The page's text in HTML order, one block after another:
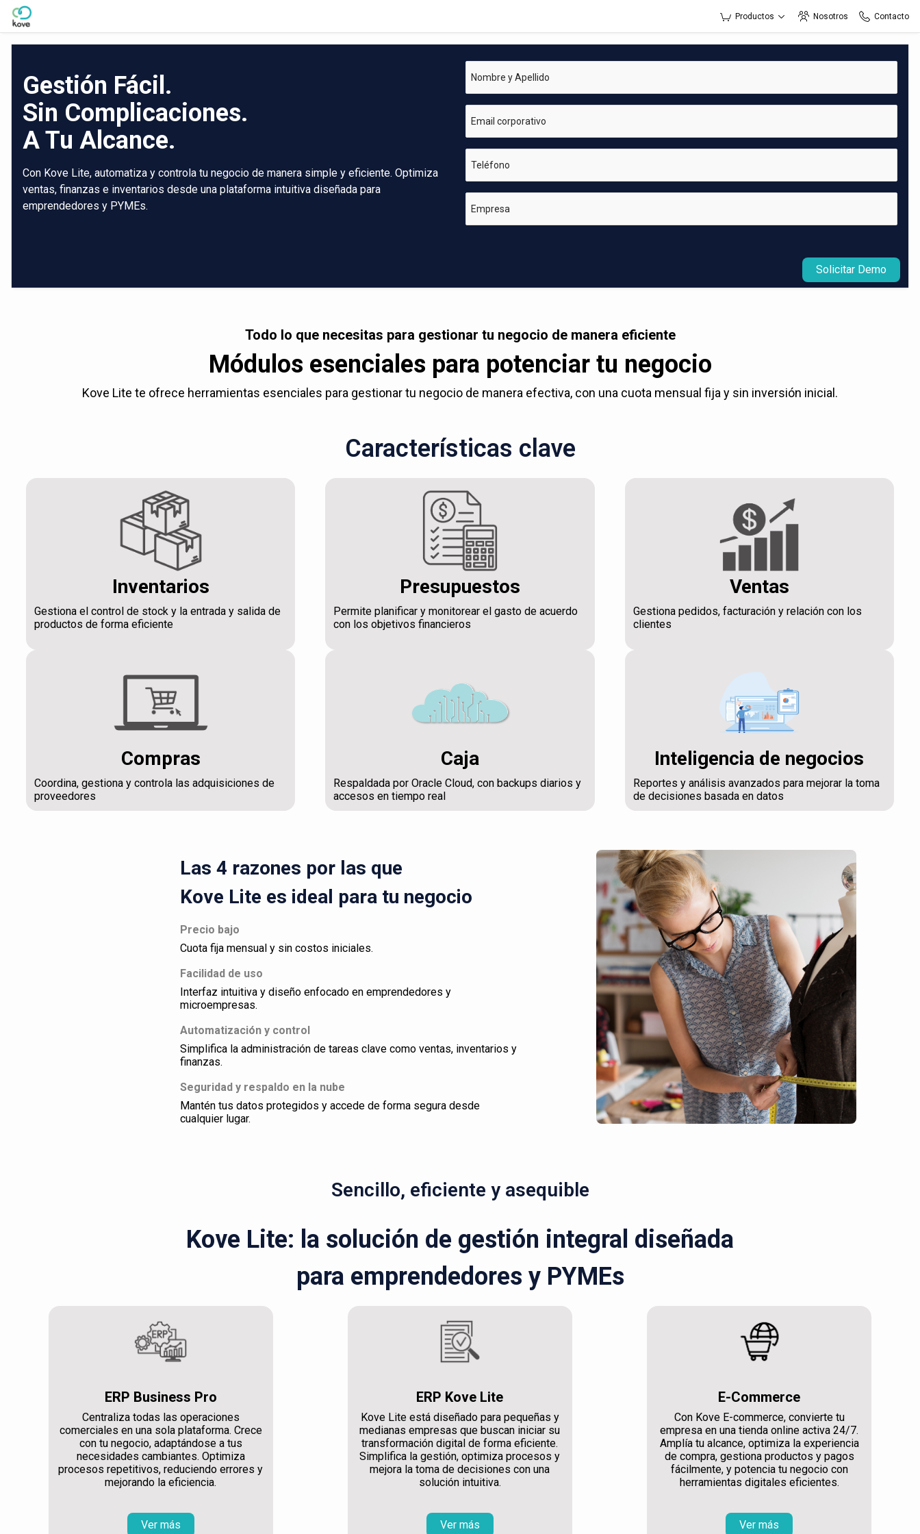
Skip to Main Content
Productos Nosotros Contacto
Gestión Fácil.
Sin Complicaciones.
A Tu Alcance.
Con Kove Lite, automatiza y controla tu negocio de manera simple y eficiente. Optimiza
ventas, finanzas e inventarios desde una plataforma intuitiva diseñada para
emprendedores y PYMEs.
Nombre y Apellido
Email corporativo
Teléfono
Empresa
Solicitar Demo
Todo lo que necesitas para gestionar tu negocio de manera eficiente
Módulos esenciales para potenciar tu negocio
Kove Lite te ofrece herramientas esenciales para gestionar tu negocio de manera efectiva, con una cuota mensual fija y sin inversión inicial.
Características clave
Inventarios
Gestiona el control de stock y la entrada y salida de
productos de forma eficiente
Presupuestos
Permite planificar y monitorear el gasto de acuerdo
con los objetivos financieros
Ventas
Gestiona pedidos, facturación y relación con los
clientes
Compras
Coordina, gestiona y controla las adquisiciones de
proveedores
Caja
Respaldada por Oracle Cloud, con backups diarios y
accesos en tiempo real
Inteligencia de negocios
Reportes y análisis avanzados para mejorar la toma
de decisiones basada en datos
Las 4 razones por las que
Kove Lite es ideal para tu negocio
Precio bajo
Cuota fija mensual y sin costos iniciales.
Facilidad de uso
Interfaz intuitiva y diseño enfocado en emprendedores y
microempresas.
Automatización y control
Simplifica la administración de tareas clave como ventas, inventarios y
finanzas.
Seguridad y respaldo en la nube
Mantén tus datos protegidos y accede de forma segura desde
cualquier lugar.
Sencillo, eficiente y asequible
Kove Lite: la solución de gestión integral diseñada
para emprendedores y PYMEs
ERP Business Pro
Centraliza todas las operaciones
comerciales en una sola plataforma. Crece
con tu negocio, adaptándose a tus
necesidades cambiantes. Optimiza
procesos repetitivos, reduciendo errores y
mejorando la eficiencia.
Ver más
ERP Kove Lite
Kove Lite está diseñado para pequeñas y
medianas empresas que buscan iniciar su
transformación digital de forma eficiente.
Simplifica la gestión, optimiza procesos y
mejora la toma de decisiones con una
solución intuitiva.
Ver más
E-Commerce
Con Kove E-commerce, convierte tu
empresa en una tienda online activa 24/7.
Amplía tu alcance, optimiza la experiencia
de compra, gestiona productos y pagos
fácilmente, y potencia tu negocio con
herramientas digitales eficientes.
Ver más